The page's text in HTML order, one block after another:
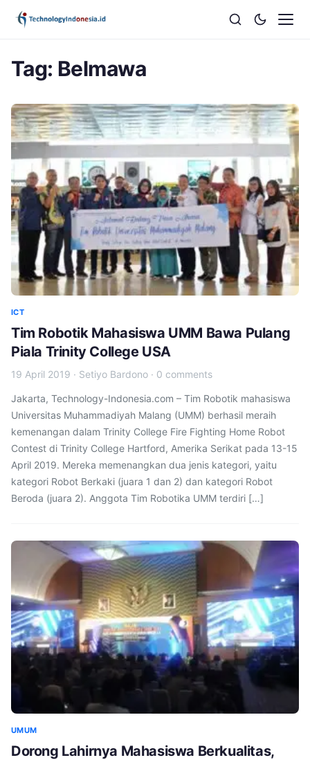
Tag: Belmawa
ICT
Tim Robotik Mahasiswa UMM Bawa Pulang
Piala Trinity College USA
19 April 2019 · Setiyo Bardono · 0 comments
Jakarta, Technology-Indonesia.com – Tim Robotik mahasiswa
Universitas Muhammadiyah Malang (UMM) berhasil meraih
kemenangan dalam Trinity College Fire Fighting Home Robot
Contest di Trinity College Hartford, Amerika Serikat pada 13-15
April 2019. Mereka memenangkan dua jenis kategori, yaitu
kategori Robot Berkaki (juara 1 dan 2) dan kategori Robot
Beroda (juara 2). Anggota Tim Robotika UMM terdiri […]
UMUM
Dorong Lahirnya Mahasiswa Berkualitas,